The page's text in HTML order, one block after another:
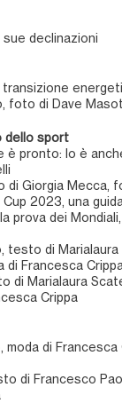
sue declinazioni
transizione
foto di Dave
dello sport
è pronto: lo è
di Giorgia Mecca,
2023, una guida,
prova dei
testo di
di Francesca Crippa
di Marialaura
Crippa
moda di
di Francesco